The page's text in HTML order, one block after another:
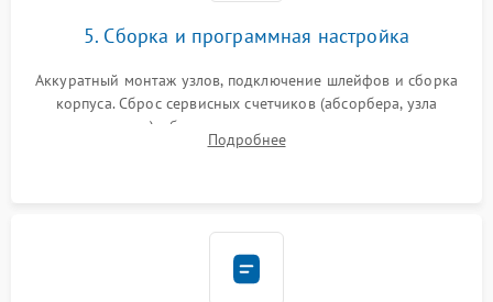
5. Сборка и программная настройка
Аккуратный монтаж узлов, подключение шлейфов и сборка
корпуса. Сброс сервисных счетчиков (абсорбера, узла
закрепления), обновление прошивки и программная
калибровка цветопередачи и позиционирования сканера.
Подробнее